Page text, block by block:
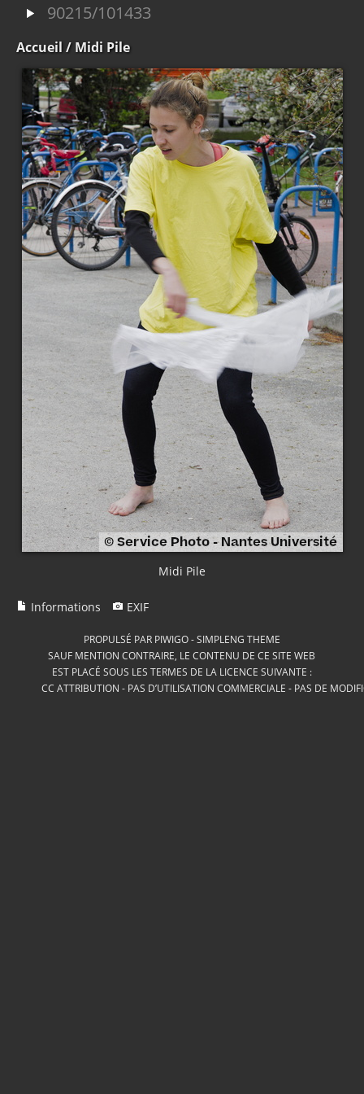
90215/101433
Accueil / Midi Pile
Midi Pile
Informations EXIF
PROPULSÉ PAR PIWIGO-SIMPLENG THEME
SAUF MENTION CONTRAIRE, LE CONTENU DE CE SITE WEB
EST PLACÉ SOUS LES TERMES DE LA LICENCE SUIVANTE :
CC ATTRIBUTION - PAS D’UTILISATION COMMERCIALE - PAS DE